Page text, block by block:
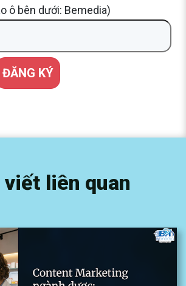
ô bên dưới: Bemedia)
viết liên quan